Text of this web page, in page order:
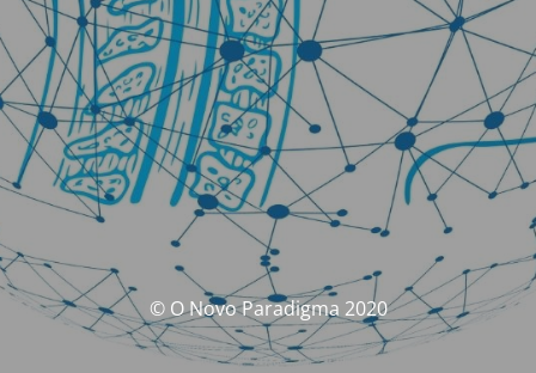
© O Novo Paradigma 2020